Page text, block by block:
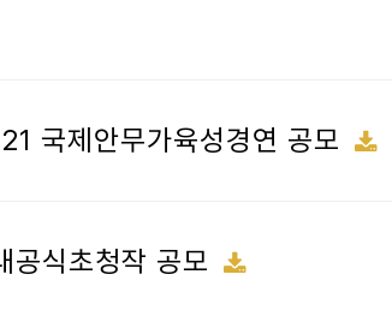
국제안무가육성경연 공모
식초청작 공모